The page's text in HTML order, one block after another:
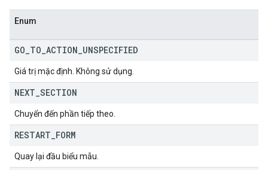
Enum
GO TO ACTION UNSPECIFIED
Giá trị mặc định. Không sử dụng.
NEXT SECTION
Chuyển đến phần tiếp theo.
RESTART FORM
Quay lại đầu biểu mẫu.